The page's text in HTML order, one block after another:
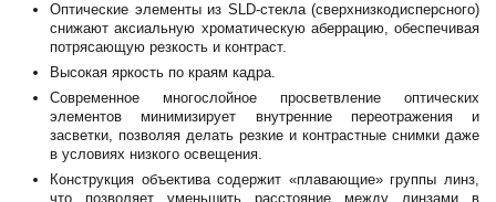
Оптические элементы из SLD-стекла (сверхнизкодисперсного)
снижают аксиальную хроматическую аберрацию, обеспечивая
потрясающую резкость и контраст.
Высокая яркость по краям кадра.
Современное многослойное просветвление оптических
элементов минимизирует внутренние переотражения и
засветки, позволяя делать резкие и контрастные снимки даже
в условиях низкого освещения.
Конструкция объектива содержит «плавающие» группы линз,
что позволяет уменьшить расстояние между линзами в